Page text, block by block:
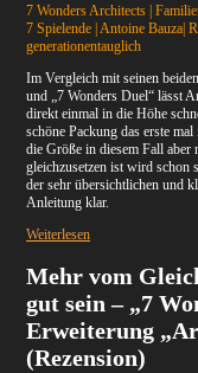
7 Wonders Architects |
7 Spielende | Antoine Bauza|
generationentauglich
Im Vergleich mit seinen
und „7 Wonders Duel“ lässt
direkt einmal in die Höhe
schöne Packung das erste
die Größe in diesem Fall
gleichzusetzen ist wird schon
der sehr übersichtlichen und
Anleitung klar.
Weiterlesen
Mehr vom
gut sein – „7
Erweiterung
(Rezension)